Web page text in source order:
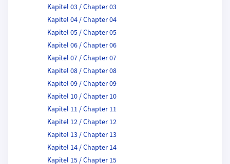
Kapitel 03 / Chapter 03
Kapitel 04 / Chapter 04
Kapitel 05 / Chapter 05
Kapitel 06 / Chapter 06
Kapitel 07 / Chapter 07
Kapitel 08 / Chapter 08
Kapitel 09 / Chapter 09
Kapitel 10 / Chapter 10
Kapitel 11 / Chapter 11
Kapitel 12 / Chapter 12
Kapitel 13 / Chapter 13
Kapitel 14 / Chapter 14
Kapitel 15 / Chapter 15